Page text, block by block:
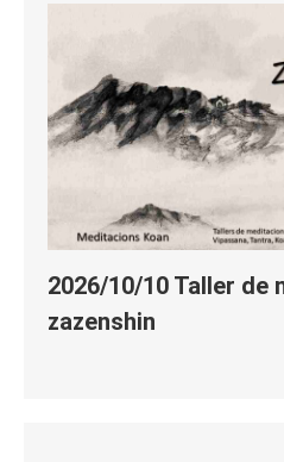
2026/10/10 Taller de
zazenshin